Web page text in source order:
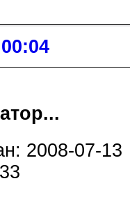
2008-07-13